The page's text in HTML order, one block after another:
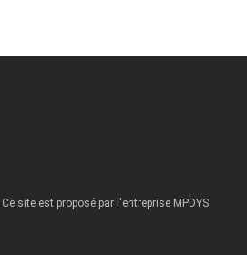
Ce site est proposé par l'entreprise MPDYS